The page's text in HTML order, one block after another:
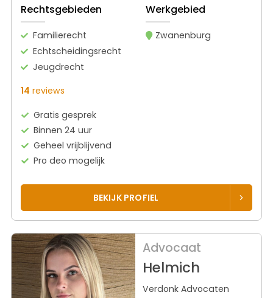
Rechtsgebieden
Familierecht
Echtscheidingsrecht
Jeugdrecht
Werkgebied
Zwanenburg
14 reviews
Gratis gesprek
Binnen 24 uur
Geheel vrijblijvend
Pro deo mogelijk
BEKIJK PROFIEL
Advocaat
Helmich
Verdonk Advocaten